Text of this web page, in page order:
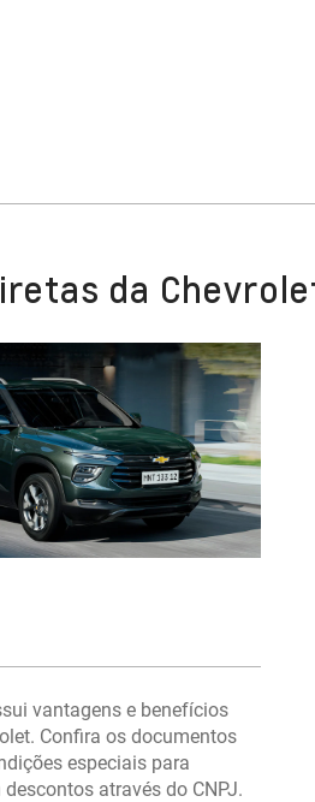
da
vantagens e benefícios
Confira os documentos
especiais para
através do CNPJ.